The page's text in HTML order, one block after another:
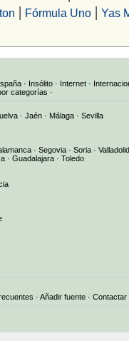
| Fórmula Uno| Yas
· Insólito · Internet ·
categorías ·
· Jaén · Málaga · Sevilla
· Segovia · Soria · Valladolid
· Guadalajara · Toledo
· Añadir fuente · Contactar